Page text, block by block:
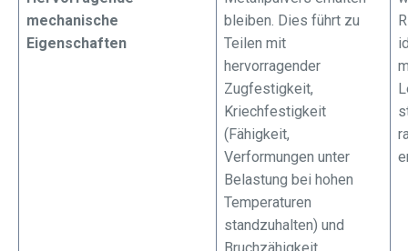
mechanische
Eigenschaften
bleiben. Dies führt zu
Teilen mit
hervorragender
Zugfestigkeit,
Kriechfestigkeit
(Fähigkeit,
Verformungen unter
Belastung bei hohen
Temperaturen
standzuhalten) und